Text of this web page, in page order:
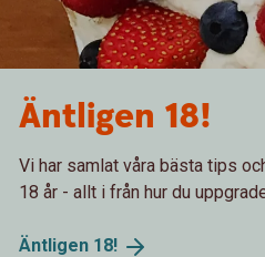
Äntligen 18!
Vi har samlat våra bästa tips
18 år - allt i från hur du
Äntligen 18!